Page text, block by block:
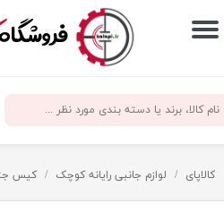
حساب کاربری من
سفارشات
کالاپای لوازم جانبی رایانه کوچک کیس